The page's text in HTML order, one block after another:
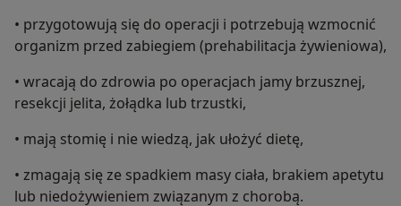
• przygotowują się do operacji i potrzebują wzmocnić
organizm przed zabiegiem (prehabilitacja żywieniowa),
• wracają do zdrowia po operacjach jamy brzusznej,
resekcji jelita, żołądka lub trzustki,
• mają stomię i nie wiedzą, jak ułożyć dietę,
• zmagają się ze spadkiem masy ciała, brakiem apetytu
lub niedożywieniem związanym z chorobą.